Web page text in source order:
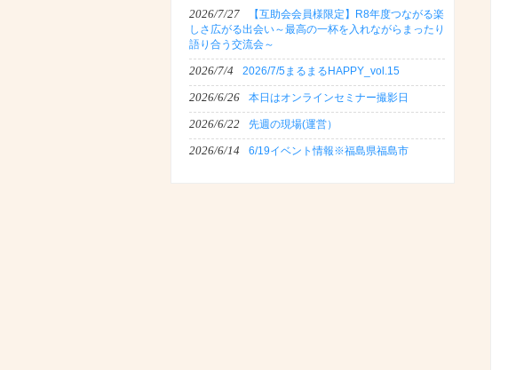
2026/7/27
【互助会会員様限定】R8年度つながる楽
しさ広がる出会い～最高の一杯を入れながらまったり
語り合う交流会～
2026/7/4 2026/7/5まるまるHAPPY_vol.15
2026/6/26 本日はオンラインセミナー撮影日
2026/6/22 先週の現場(運営）
2026/6/14 6/19イベント情報※福島県福島市